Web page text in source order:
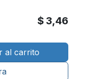
al carrito
$ 3,46